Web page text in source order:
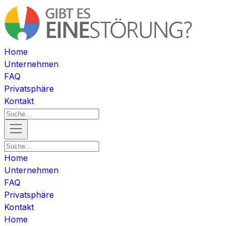
Home
Unternehmen
FAQ
Privatsphäre
Kontakt
Home
Unternehmen
FAQ
Privatsphäre
Kontakt
Home